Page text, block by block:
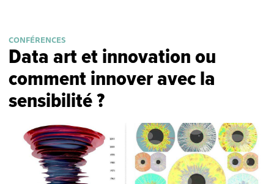
CONFÉRENCES
Data art et innovation ou
comment innover avec la
sensibilité ?